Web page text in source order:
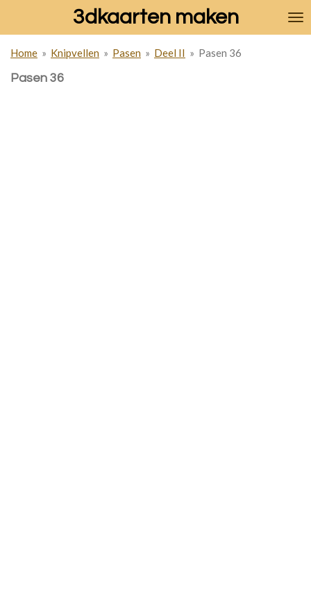
de
hoofdinhoud
3dkaarten maken
Home » Knipvellen » Pasen » Deel II » Pasen 36
Pasen 36